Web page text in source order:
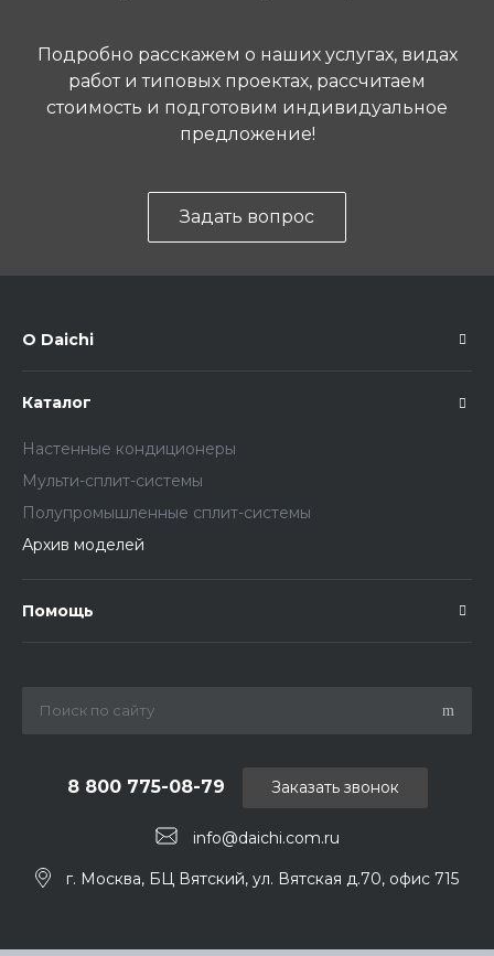
Подробно расскажем о наших услугах, видах
работ и типовых проектах, рассчитаем
стоимость и подготовим индивидуальное
предложение!
Задать вопрос
О Daichi
Каталог
Настенные кондиционеры
Мульти-сплит-системы
Полупромышленные сплит-системы
Архив моделей
Помощь
info@daichi.com.ru
8 800 775-08-79
г. Москва, БЦ Вятский, ул. Вятская д.70, офис 715
Заказать звонок